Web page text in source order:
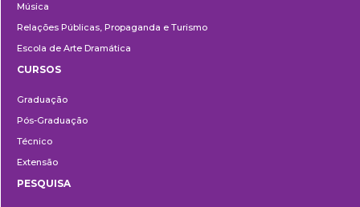
Música
Relações Públicas, Propaganda e Turismo
Escola de Arte Dramática
CURSOS
Graduação
Pós-Graduação
Técnico
Extensão
PESQUISA